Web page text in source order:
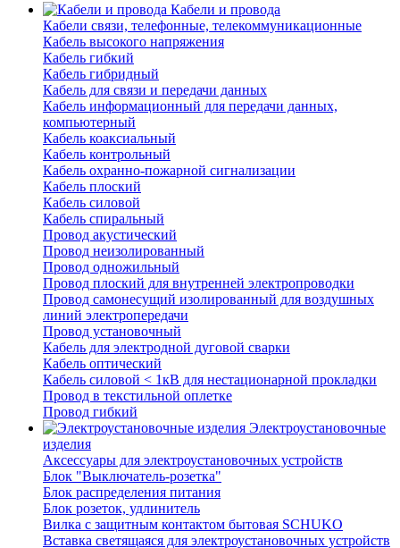
Кабели и провода
Кабели связи, телефонные, телекоммуникационные
Кабель высокого напряжения
Кабель гибкий
Кабель гибридный
Кабель для связи и передачи данных
Кабель информационный для передачи данных,
компьютерный
Кабель коаксиальный
Кабель контрольный
Кабель охранно-пожарной сигнализации
Кабель плоский
Кабель силовой
Кабель спиральный
Провод акустический
Провод неизолированный
Провод одножильный
Провод плоский для внутренней электропроводки
Провод самонесущий изолированный для воздушных
линий электропередачи
Провод установочный
Кабель для электродной дуговой сварки
Кабель оптический
Кабель силовой < 1кВ для нестационарной прокладки
Провод в текстильной оплетке
Провод гибкий
Электроустановочные
изделия
Аксессуары для электроустановочных устройств
Блок "Выключатель-розетка"
Блок распределения питания
Блок розеток, удлинитель
Вилка с защитным контактом бытовая SCHUKO
Вставка светящаяся для электроустановочных устройств